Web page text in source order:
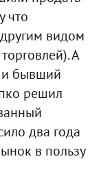
что
видом
А
и бывший
решил
два года
в пользу